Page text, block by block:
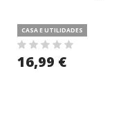
CASA E UTILIDADES
16,99 €